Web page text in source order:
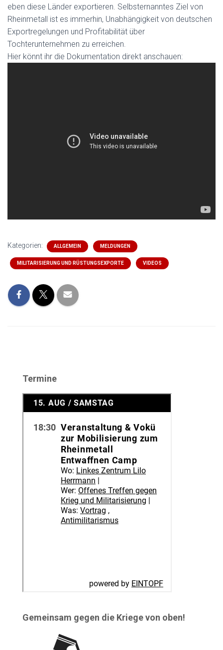
eben diese Länder exportieren. Selbsternanntes Ziel von
Rheinmetall ist es immerhin, Unabhängigkeit von deutschen
Exportregelungen und Profitabilität über
Tochterunternehmen zu erreichen.
Hier könnt ihr die Dokumentation direkt anschauen:
Kategorien: ALLGEMEIN MELDUNGEN
MILITARISIERUNG UND RÜSTUNGSEXPORTE VIDEOS
Termine
Gemeinsam gegen die Kriege von oben!